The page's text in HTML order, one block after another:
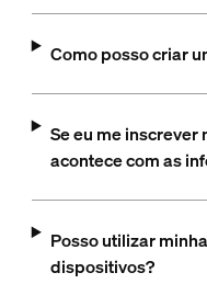
Como posso criar
Se eu me inscrever
acontece com as
Posso utilizar
dispositivos?